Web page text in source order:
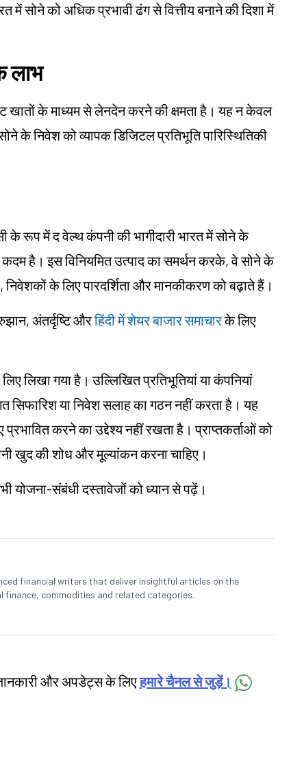
में सोने को अधिक प्रभावी ढंग से वित्तीय बनाने की दिशा में
लाभ
खातों के माध्यम से लेनदेन करने की क्षमता है। यह न केवल
के निवेश को व्यापक डिजिटल प्रतिभूति पारिस्थितिकी
रूप में द वेल्थ कंपनी की भागीदारी भारत में सोने के
है। इस विनियमित उत्पाद का समर्थन करके, वे सोने के
निवेशकों के लिए पारदर्शिता और मानकीकरण को बढ़ाते हैं।
अंतर्दृष्टि औरहिंदी में शेयर बाजार समाचारके लिए
लिखा गया है। उल्लिखित प्रतिभूतियां या कंपनियां
सिफारिश या निवेश सलाह का गठन नहीं करता है। यह
प्रभावित करने का उद्देश्य नहीं रखता है। प्राप्तकर्ताओं को
खुद की शोध और मूल्यांकन करना चाहिए।
योजना-संबंधी दस्तावेजों को ध्यान से पढ़ें।
financial writers that deliver insightful articles on the
finance, commodities and related categories.
और अपडेट्स के लिएहमारे चैनल से जुड़ें।